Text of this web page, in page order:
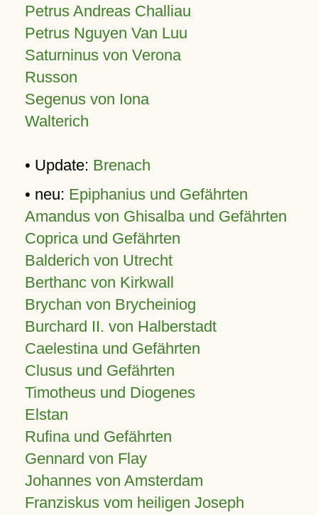
Petrus Andreas Challiau
Petrus Nguyen Van Luu
Saturninus von Verona
Russon
Segenus von Iona
Walterich
• Update: Brenach
• neu: Epiphanius und Gefährten
Amandus von Ghisalba und Gefährten
Coprica und Gefährten
Balderich von Utrecht
Berthanc von Kirkwall
Brychan von Brycheiniog
Burchard II. von Halberstadt
Caelestina und Gefährten
Clusus und Gefährten
Timotheus und Diogenes
Elstan
Rufina und Gefährten
Gennard von Flay
Johannes von Amsterdam
Franziskus vom heiligen Joseph